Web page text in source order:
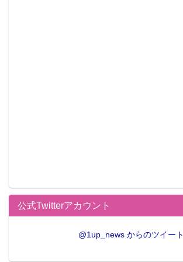
公式Twitterアカウント
@1up_news からのツイート